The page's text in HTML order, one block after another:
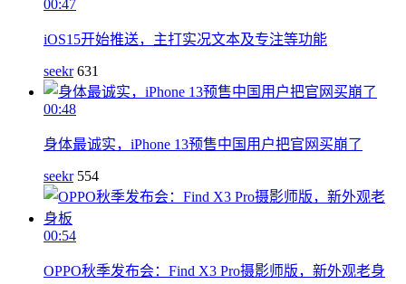
00:47
iOS15开始推送，主打实况文本及专注等功能
seekr 631
00:48
身体最诚实，iPhone 13预售中国用户把官网买崩了
seekr 554
00:54
OPPO秋季发布会：Find X3 Pro摄影师版，新外观老身